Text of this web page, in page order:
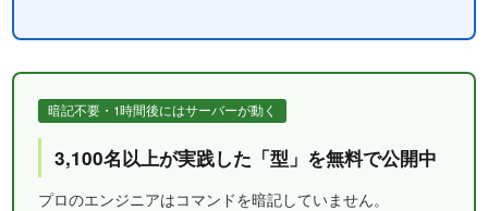
暗記不要・1時間後にはサーバーが動く
3,100名以上が実践した「型」を無料で公開中
プロのエンジニアはコマンドを暗記していません。